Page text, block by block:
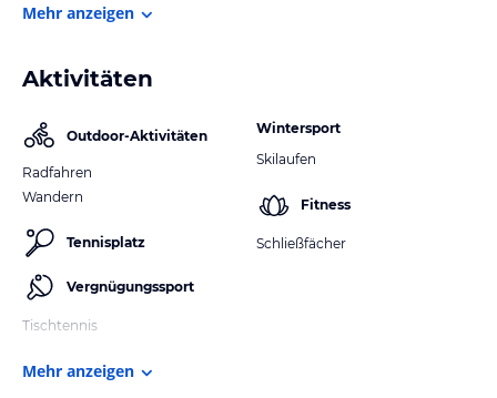
Mehr anzeigen
Aktivitäten
Outdoor-Aktivitäten
Radfahren
Wandern
Tennisplatz
Vergnügungssport
Tischtennis
Wintersport
Skilaufen
Fitness
Schließfächer
Mehr anzeigen